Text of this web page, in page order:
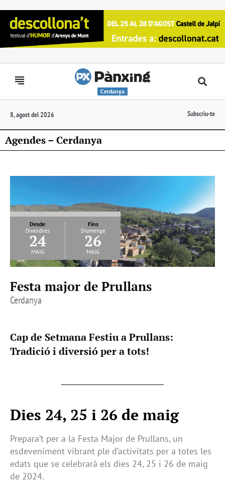
Cerdanya
8, agost del 2026 Subscriu-te
Agendes – Cerdanya
Desde
Divendres
24
maig
Fins
Diumenge
26
maig
Festa major de Prullans
Cerdanya
Cap de Setmana Festiu a Prullans:
Tradició i diversió per a tots!
Dies 24, 25 i 26 de maig
Prepara’t per a la Festa Major de Prullans, un
esdeveniment vibrant ple d’activitats per a totes les
edats que se celebrarà els dies 24, 25 i 26 de maig
de 2024.